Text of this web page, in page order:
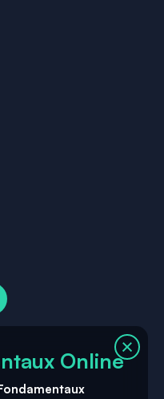
Online